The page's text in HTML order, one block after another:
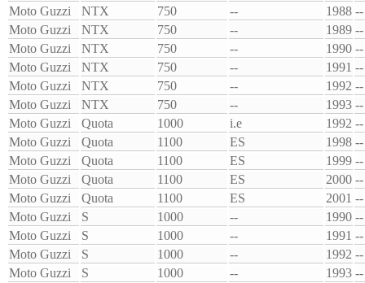
Moto Guzzi
NTX 750 -- 1988 --
Moto Guzzi
NTX 750 -- 1989 --
Moto Guzzi
NTX 750 -- 1990 --
Moto Guzzi
NTX 750 -- 1991 --
Moto Guzzi
NTX 750 -- 1992 --
Moto Guzzi
NTX 750 -- 1993 --
Moto Guzzi
Quota 1000 i.e 1992 --
Moto Guzzi
Quota 1100 ES 1998 --
Moto Guzzi
Quota 1100 ES 1999 --
Moto Guzzi
Quota 1100 ES 2000 --
Moto Guzzi
Quota 1100 ES 2001 --
Moto Guzzi
S 1000 -- 1990 --
Moto Guzzi
S 1000 -- 1991 --
Moto Guzzi
S 1000 -- 1992 --
Moto Guzzi
S 1000 -- 1993 --